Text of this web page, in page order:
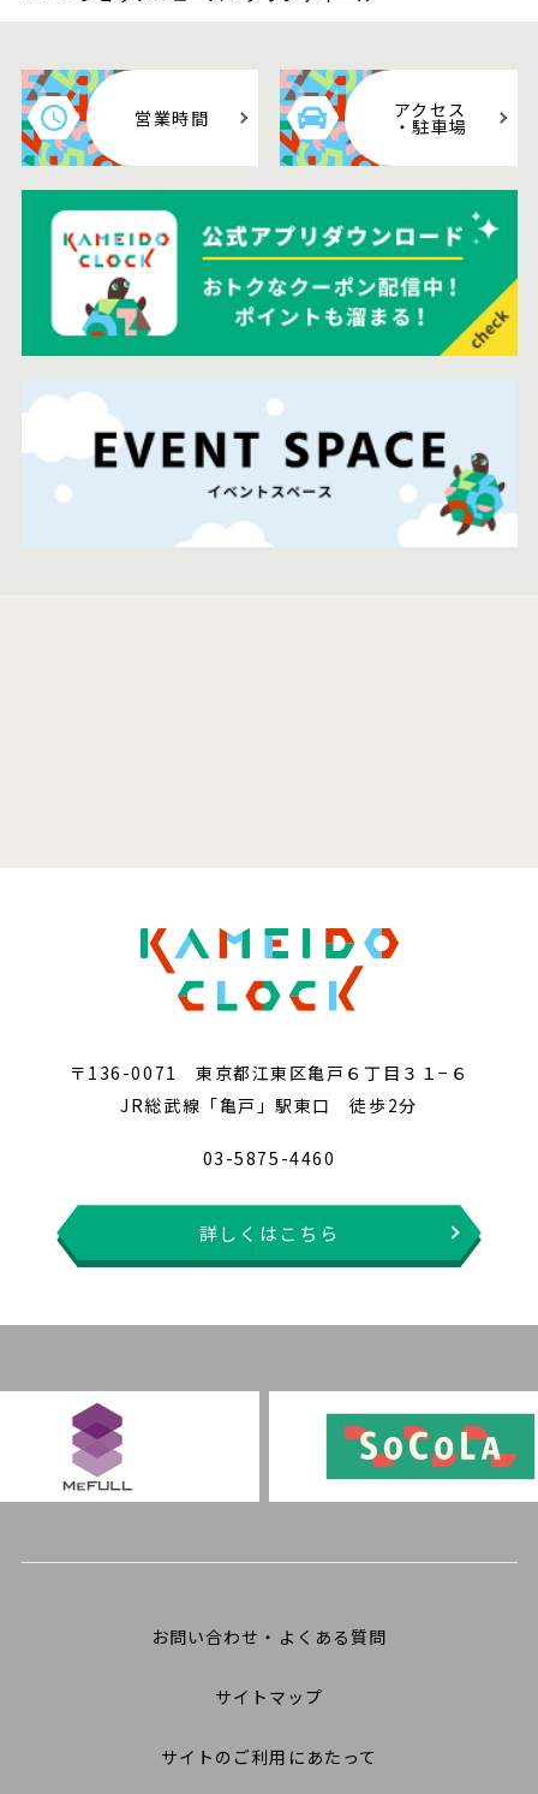
営業時間 アクセス
・駐車場
〒136-0071 東京都江東区亀戸６丁目３１−６
JR総武線「亀戸」駅東口 徒歩2分
03-5875-4460
詳しくはこちら
お問い合わせ・よくある質問
サイトマップ
サイトのご利用にあたって